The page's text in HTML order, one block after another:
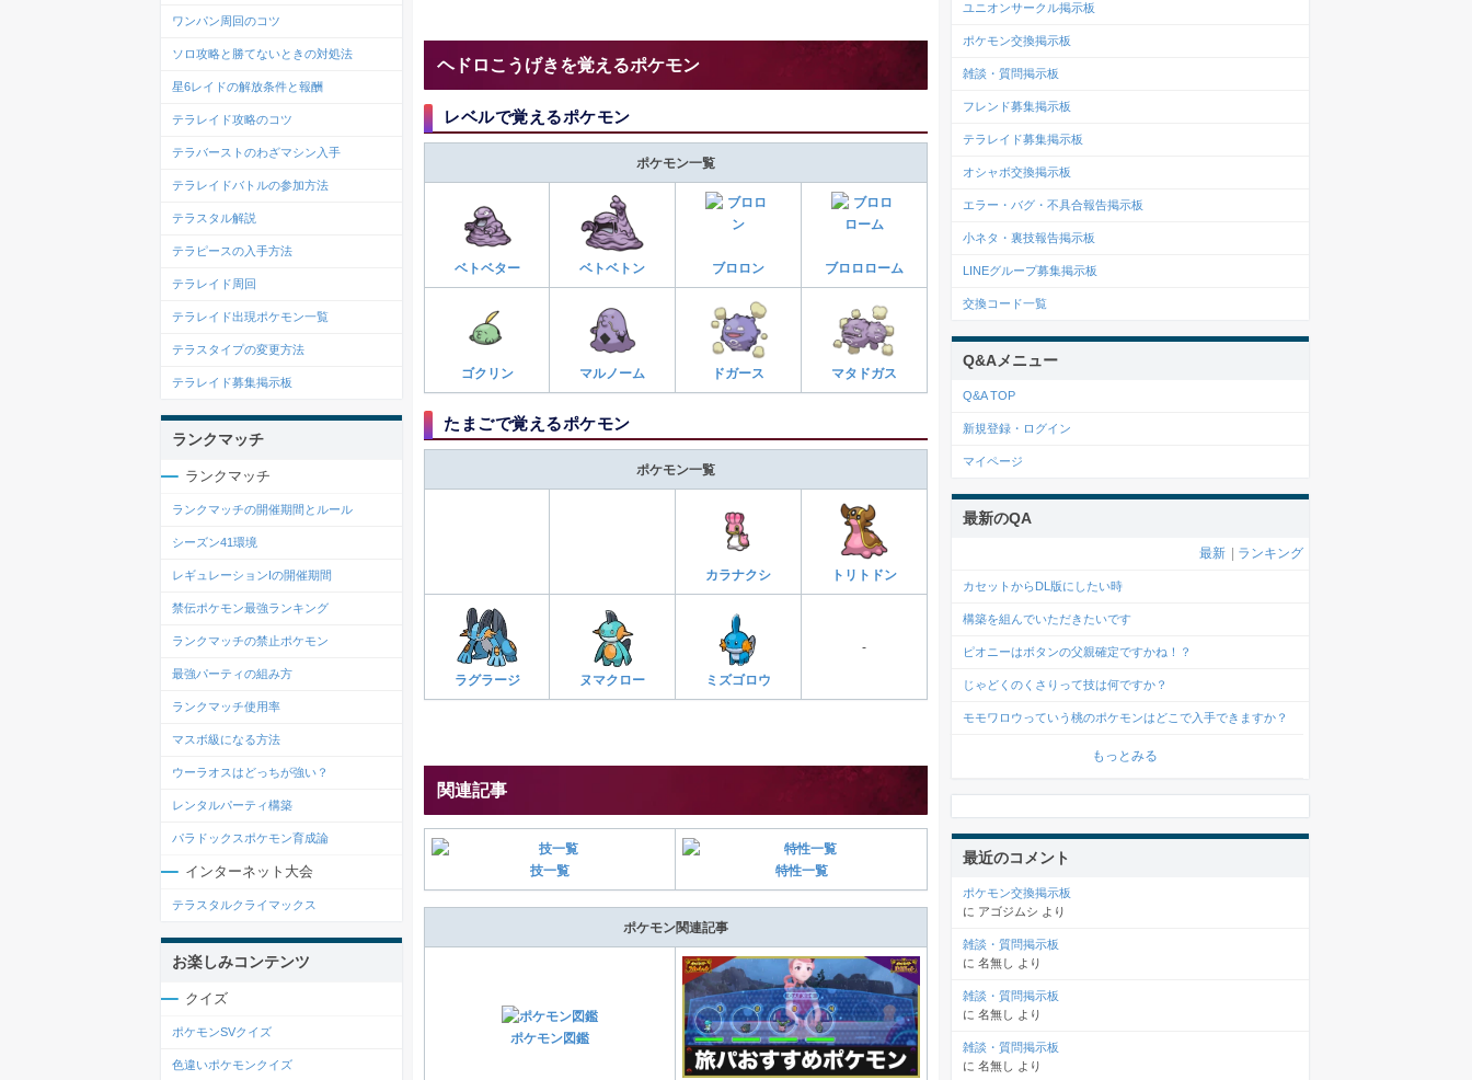
ヘドロこうげきを覚えるポケモン
レベルで覚えるポケモン
ポケモン一覧
ベトベター ベトベトン ブロロン ブロロローム
ゴクリン マルノーム ドガース マタドガス
たまごで覚えるポケモン
ポケモン一覧
カラナクシ トリトドン
ラグラージ ヌマクロー ミズゴロウ
-
関連記事
技一覧 特性一覧
ポケモン関連記事
ポケモン図鑑
ワンパン周回のコツ
ソロ攻略と勝てないときの対処法
星6レイドの解放条件と報酬
テラレイド攻略のコツ
テラバーストのわざマシン入手
テラレイドバトルの参加方法
テラスタル解説
テラピースの入手方法
テラレイド周回
テラレイド出現ポケモン一覧
テラスタイプの変更方法
テラレイド募集掲示板
ランクマッチ
ランクマッチ
ランクマッチの開催期間とルール
シーズン41環境
レギュレーションIの開催期間
禁伝ポケモン最強ランキング
ランクマッチの禁止ポケモン
最強パーティの組み方
ランクマッチ使用率
マスボ級になる方法
ウーラオスはどっちが強い？
レンタルパーティ構築
パラドックスポケモン育成論
インターネット大会
テラスタルクライマックス
お楽しみコンテンツ
クイズ
ポケモンSVクイズ
色違いポケモンクイズ
ユニオンサークル掲示板
ポケモン交換掲示板
雑談・質問掲示板
フレンド募集掲示板
テラレイド募集掲示板
オシャボ交換掲示板
エラー・バグ・不具合報告掲示板
小ネタ・裏技報告掲示板
LINEグループ募集掲示板
交換コード一覧
Q&Aメニュー
Q&A TOP
新規登録・ログイン
マイページ
最新のQA
最新 | ランキング
カセットからDL版にしたい時
構築を組んでいただきたいです
ピオニーはボタンの父親確定ですかね！？
じゃどくのくさりって技は何ですか？
モモワロウっていう桃のポケモンはどこで入手できますか？
もっとみる
最近のコメント
ポケモン交換掲示板
に アゴジムシ より
雑談・質問掲示板
に 名無し より
雑談・質問掲示板
に 名無し より
雑談・質問掲示板
に 名無し より